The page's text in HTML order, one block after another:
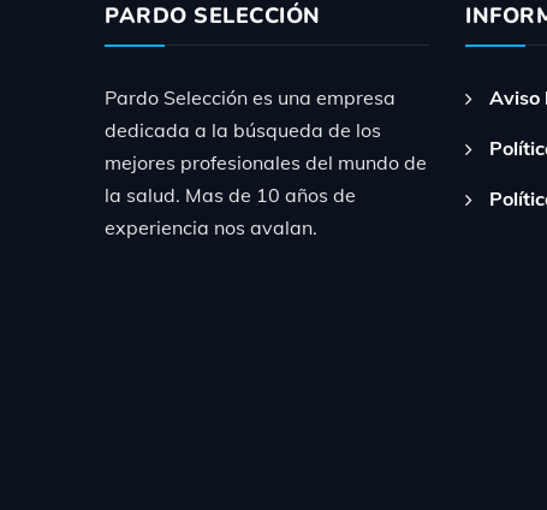
PARDO SELECCIÓN
Pardo Selección es una empresa
dedicada a la búsqueda de los
mejores profesionales del mundo de
la salud. Mas de 10 años de
experiencia nos avalan.
Aviso